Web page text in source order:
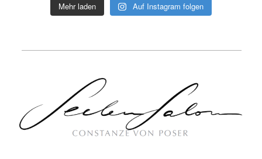
Mehr laden Auf Instagram folgen